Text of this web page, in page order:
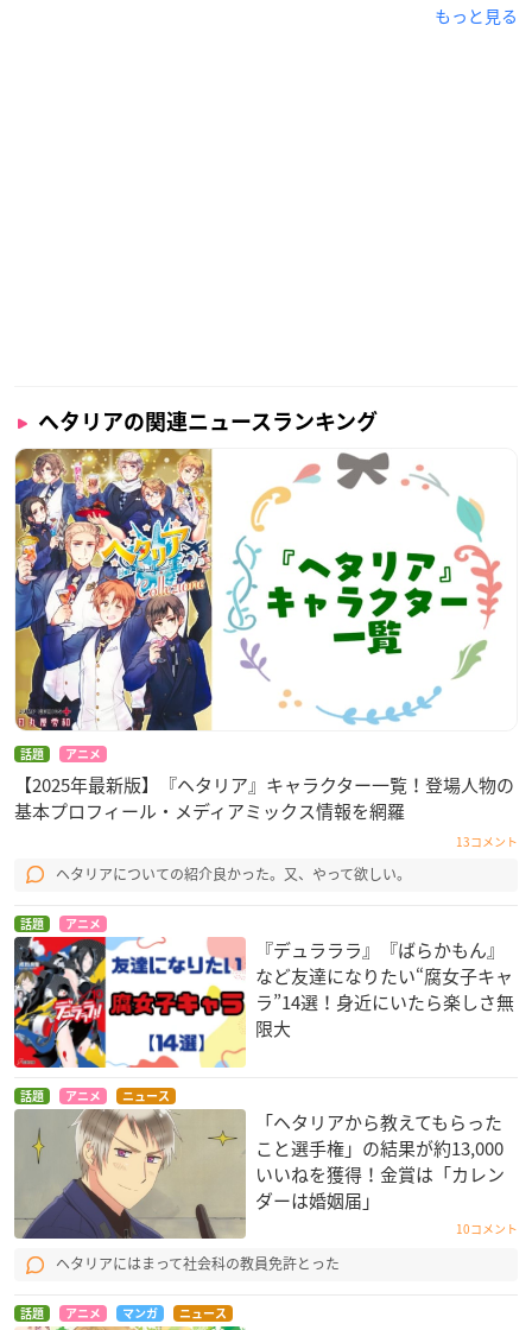
もっと見る
ヘタリアの関連ニュースランキング
話題 アニメ
【2025年最新版】『ヘタリア』キャラクター一覧！登場人物の
基本プロフィール・メディアミックス情報を網羅
13コメント
ヘタリアについての紹介良かった。又、やって欲しい。
話題 アニメ
『デュラララ』『ばらかもん』
など友達になりたい“腐女子キャ
ラ”14選！身近にいたら楽しさ無
限大
話題 アニメ ニュース
「ヘタリアから教えてもらった
こと選手権」の結果が約13,000
いいねを獲得！金賞は「カレン
ダーは婚姻届」
10コメント
ヘタリアにはまって社会科の教員免許とった
話題 アニメ マンガ ニュース